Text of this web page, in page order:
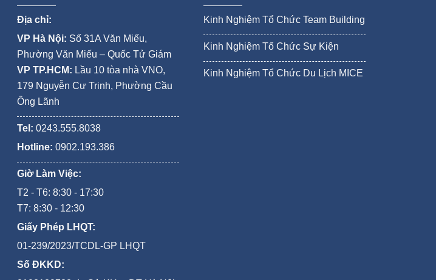
Địa chỉ:
VP Hà Nội: Số 31A Văn Miếu,
Phường Văn Miếu – Quốc Tử Giám
VP TP.HCM: Lầu 10 tòa nhà VNO,
179 Nguyễn Cư Trinh, Phường Cầu
Ông Lãnh
Tel: 0243.555.8038
Hotline: 0902.193.386
Giờ Làm Việc:
T2 - T6: 8:30 - 17:30
T7: 8:30 - 12:30
Giấy Phép LHQT:
01-239/2023/TCDL-GP LHQT
Số ĐKKD:
Kinh Nghiệm Tổ Chức Team Building
Kinh Nghiệm Tổ Chức Sự Kiện
Kinh Nghiệm Tổ Chức Du Lịch MICE